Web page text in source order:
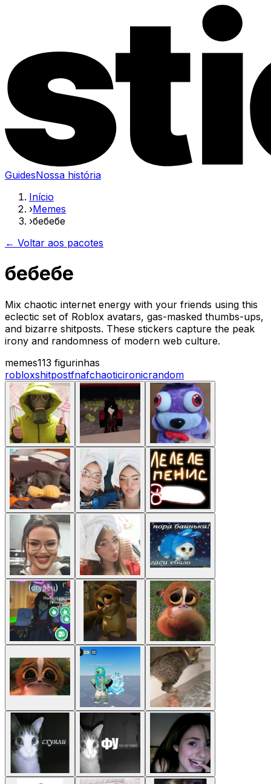
GuidesNossa história
Início
›Memes
›бебебе
← Voltar aos pacotes
бебебе
Mix chaotic internet energy with your friends using this
eclectic set of Roblox avatars, gas-masked thumbs-ups,
and bizarre shitposts. These stickers capture the peak
irony and randomness of modern web culture.
memes113 figurinhas
robloxshitpostfnafchaoticironicrandom